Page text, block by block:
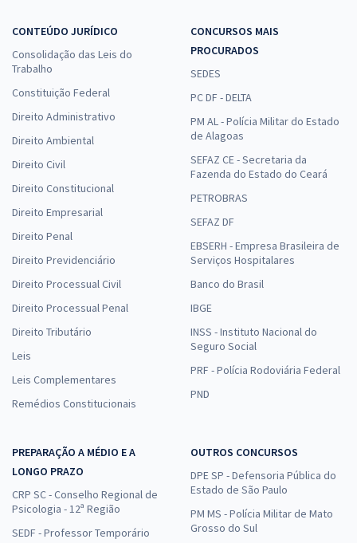
CONTEÚDO JURÍDICO
Consolidação das Leis do
Trabalho
Constituição Federal
Direito Administrativo
Direito Ambiental
Direito Civil
Direito Constitucional
Direito Empresarial
Direito Penal
Direito Previdenciário
Direito Processual Civil
Direito Processual Penal
Direito Tributário
Leis
Leis Complementares
Remédios Constitucionais
CONCURSOS MAIS
PROCURADOS
SEDES
PC DF - DELTA
PM AL - Polícia Militar do Estado
de Alagoas
SEFAZ CE - Secretaria da
Fazenda do Estado do Ceará
PETROBRAS
SEFAZ DF
EBSERH - Empresa Brasileira de
Serviços Hospitalares
Banco do Brasil
IBGE
INSS - Instituto Nacional do
Seguro Social
PRF - Polícia Rodoviária Federal
PND
PREPARAÇÃO A MÉDIO E A
LONGO PRAZO
CRP SC - Conselho Regional de
Psicologia - 12ª Região
SEDF - Professor Temporário
OUTROS CONCURSOS
DPE SP - Defensoria Pública do
Estado de São Paulo
PM MS - Polícia Militar de Mato
Grosso do Sul